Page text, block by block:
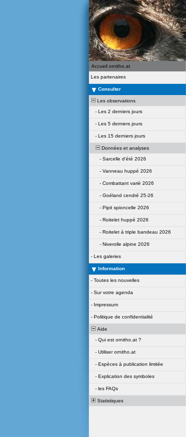
Accueil ornitho.at
Les partenaires
Consulter
Les observations
- Les 2 derniers jours
- Les 5 derniers jours
- Les 15 derniers jours
Données et analyses
- Sarcelle d'été 2026
- Vanneau huppé 2026
- Combattant varié 2026
- Goéland cendré 25-26
- Pipit spioncelle 2026
- Roitelet huppé 2026
- Roitelet à triple bandeau 2026
- Niverolle alpine 2026
- Les galeries
Information
- Toutes les nouvelles
- Sur votre agenda
- Impressum
- Politique de confidentialité
Aide
- Qui est ornitho.at ?
- Utiliser ornitho.at
- Espèces à publication limitée
- Explication des symboles
- les FAQs
Statistiques